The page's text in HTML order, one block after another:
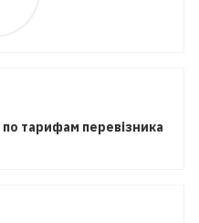
по тарифам перевізника